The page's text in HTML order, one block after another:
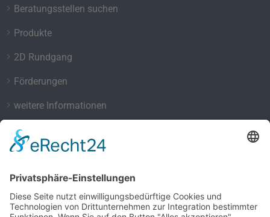
Beratungsstellen suchen
Produkte
2D Rundgang
Förderungen
weitere Informationen